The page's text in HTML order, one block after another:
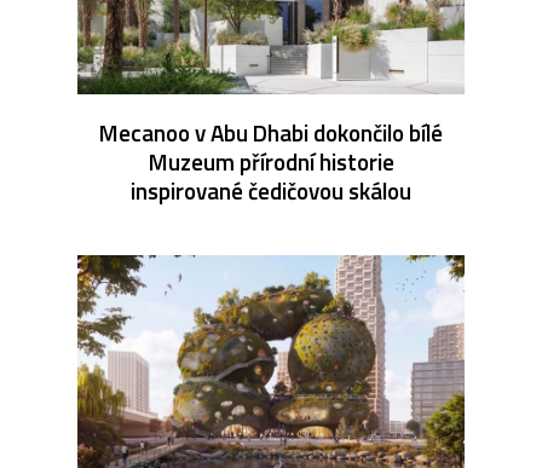
Mecanoo v Abu Dhabi dokončilo bílé
Muzeum přírodní historie
inspirované čedičovou skálou